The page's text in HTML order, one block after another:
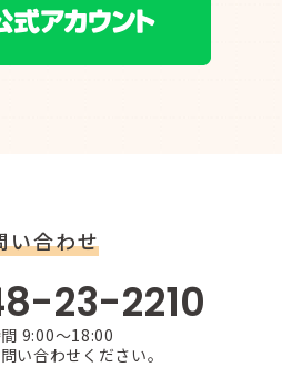
い合わせ
23-2210
9:00〜18:00
い合わせください。